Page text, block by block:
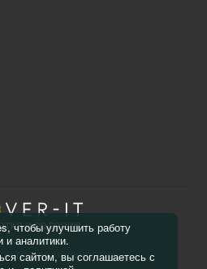
и ведение
чтобы улучшить работу
и аналитики.
сайтом, вы соглашаетесь с